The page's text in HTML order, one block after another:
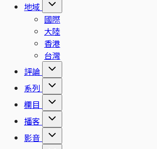
地域
國際
大陸
香港
台灣
評論
系列
欄目
播客
影音